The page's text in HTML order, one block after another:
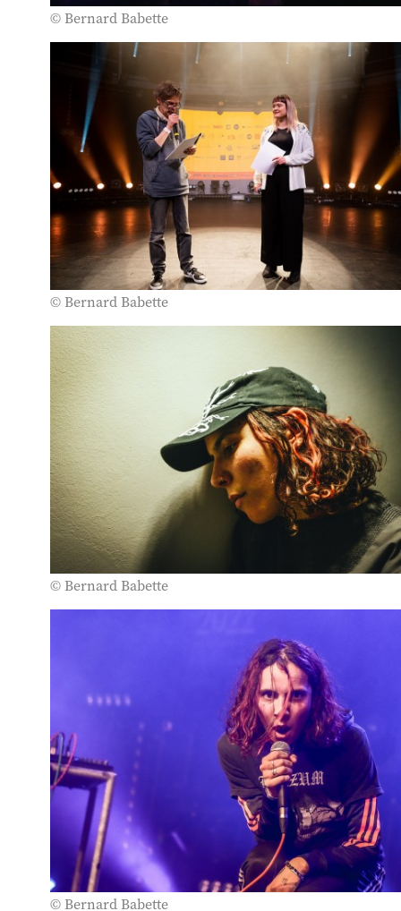
© Bernard Babette
© Bernard Babette
© Bernard Babette
© Bernard Babette